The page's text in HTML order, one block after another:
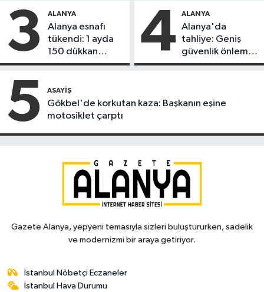
3 ALANYA
Alanya esnafı
tükendi: 1 ayda
150 dükkan
kapandı
4 ALANYA
Alanya'da
tahliye: Geniş
güvenlik önlemi
alındı
5 ASAYIŞ
Gökbel'de korkutan kaza: Başkanın eşine
motosiklet çarptı
Gazete Alanya, yepyeni temasıyla sizleri buluştururken, sadelik
ve modernizmi bir araya getiriyor.
İstanbul Nöbetçi Eczaneler
İstanbul Hava Durumu